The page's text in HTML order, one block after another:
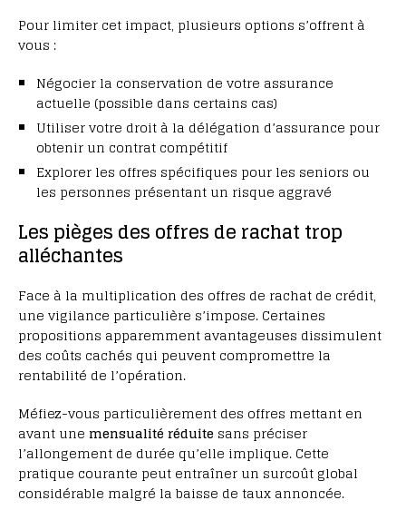
Pour limiter cet impact, plusieurs options s’offrent à
vous :
Négocier la conservation de votre assurance
actuelle (possible dans certains cas)
Utiliser votre droit à la délégation d’assurance pour
obtenir un contrat compétitif
Explorer les offres spécifiques pour les seniors ou
les personnes présentant un risque aggravé
Les pièges des offres de rachat trop
alléchantes
Face à la multiplication des offres de rachat de crédit,
une vigilance particulière s’impose. Certaines
propositions apparemment avantageuses dissimulent
des coûts cachés qui peuvent compromettre la
rentabilité de l’opération.
Méfiez-vous particulièrement des offres mettant en
avant une mensualité réduite sans préciser
l’allongement de durée qu’elle implique. Cette
pratique courante peut entraîner un surcoût global
considérable malgré la baisse de taux annoncée.